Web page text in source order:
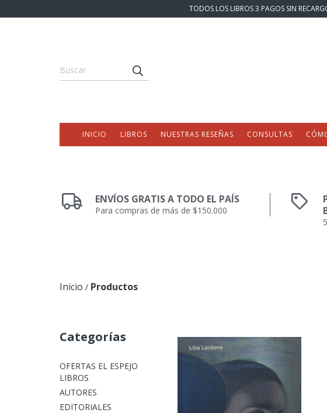
TODOS LOS LIBROS 3 PAGOS SIN
INICIO LIBROS NUESTRAS RESEÑAS CONSULTAS
ENVÍOS GRATIS A TODO EL PAÍS
Para compras de más de $150.000
Inicio / Productos
Categorías
OFERTAS EL ESPEJO
LIBROS
AUTORES
EDITORIALES